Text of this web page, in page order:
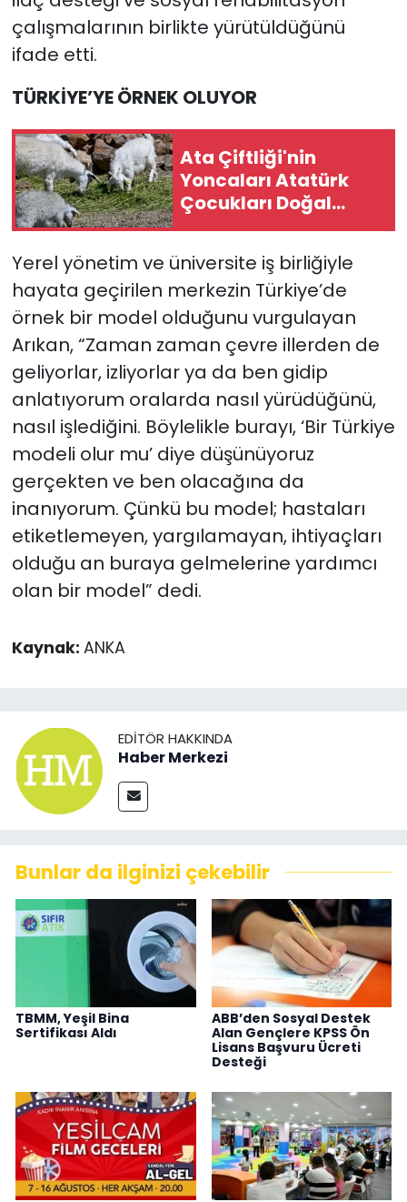
çalışmalarının birlikte yürütüldüğünü
ifade etti.
TÜRKİYE’YE ÖRNEK OLUYOR
Ata Çiftliği'nin
Yoncaları Atatürk
Çocukları Doğal
Yaşam Parkı
Yerel yönetim ve üniversite iş birliğiyle
hayata geçirilen merkezin Türkiye’de
örnek bir model olduğunu vurgulayan
Arıkan, “Zaman zaman çevre illerden de
geliyorlar, izliyorlar ya da ben gidip
anlatıyorum oralarda nasıl yürüdüğünü,
nasıl işlediğini. Böylelikle burayı, ‘Bir Türkiye
modeli olur mu’ diye düşünüyoruz
gerçekten ve ben olacağına da
inanıyorum. Çünkü bu model; hastaları
etiketlemeyen, yargılamayan, ihtiyaçları
olduğu an buraya gelmelerine yardımcı
olan bir model” dedi.
Kaynak: ANKA
EDITÖR HAKKINDA
Haber Merkezi
Bunlar da ilginizi çekebilir
TBMM, Yeşil Bina
Sertifikası Aldı
ABB’den Sosyal Destek
Alan Gençlere KPSS Ön
Lisans Başvuru Ücreti
Desteği